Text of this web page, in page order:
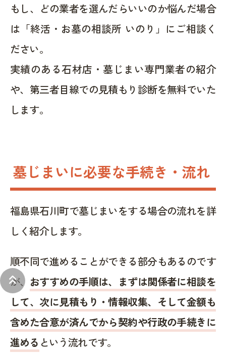
keyboard_double_arrow_up
もし、どの業者を選んだらいいのか悩んだ場合
は「終活・お墓の相談所 いのり」にご相談く
ださい。
実績のある石材店・墓じまい専門業者の紹介
や、第三者目線での見積もり診断を無料でいた
します。
墓じまいに必要な手続き・流れ
福島県石川町で墓じまいをする場合の流れを詳
しく紹介します。
順不同で進めることができる部分もあるのです
が、 おすすめの手順は、まずは関係者に相談を
して、次に見積もり・情報収集、そして金額も
含めた合意が済んでから契約や行政の手続きに
進める という流れです。